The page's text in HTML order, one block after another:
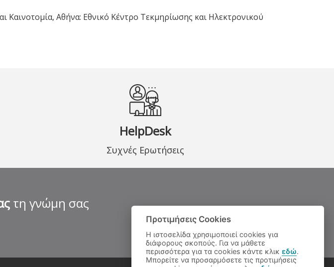
Καινοτομία, Αθήνα: Εθνικό Κέντρο Τεκμηρίωσης και Ηλεκτρονικού
HelpDesk
Συχνές Ερωτήσεις
τη γνώμη σας
Προτιμήσεις Cookies
Η ιστοσελίδα χρησιμοποιεί cookies για
διάφορους σκοπούς. Για να μάθετε
περισσότερα για τα cookies κάντε κλικ εδώ.
Μπορείτε να προσαρμόσετε τις προτιμήσεις